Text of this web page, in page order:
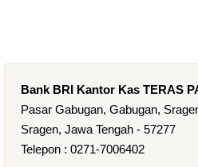
Bank BRI Kantor Kas TERAS
Pasar Gabugan, Gabugan,
Sragen, Jawa Tengah - 57277
Telepon : 0271-7006402